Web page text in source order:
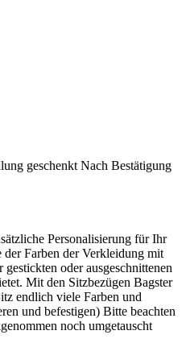
geschenkt Nach Bestätigung
Personalisierung für Ihr
Farben der Verkleidung mit
oder ausgeschnittenen
Mit den Sitzbezügen Bagster
endlich viele Farben und
und befestigen) Bitte beachten
noch umgetauscht